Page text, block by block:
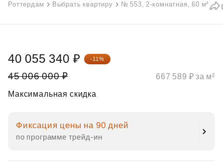
Роттердам Выбрать квартиру № 553, 2-комнатная, 60 м²
45 006 000 ₽
40 055 340 ₽ -11%
Максимальная скидка
Фиксация цены на 90 дней
по программе трейд‑ин
667 589 ₽ за м²